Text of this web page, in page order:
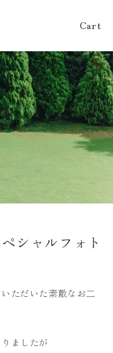
Cart
Cart
シャルフォト
ただいた素敵なお二
ましたが